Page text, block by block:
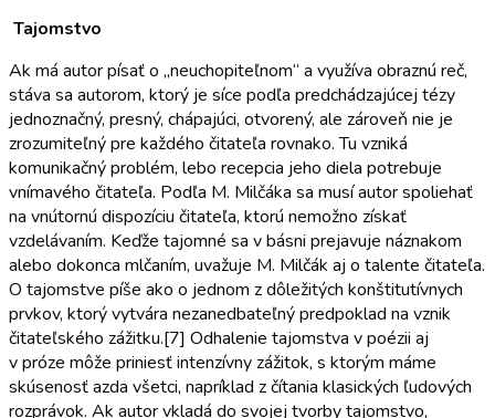
Tajomstvo
Ak má autor písať o „neuchopiteľnom“ a využíva obraznú reč,
stáva sa autorom, ktorý je síce podľa predchádzajúcej tézy
jednoznačný, presný, chápajúci, otvorený, ale zároveň nie je
zrozumiteľný pre každého čitateľa rovnako. Tu vzniká
komunikačný problém, lebo recepcia jeho diela potrebuje
vnímavého čitateľa. Podľa M. Milčáka sa musí autor spoliehať
na vnútornú dispozíciu čitateľa, ktorú nemožno získať
vzdelávaním. Keďže tajomné sa v básni prejavuje náznakom
alebo dokonca mlčaním, uvažuje M. Milčák aj o talente čitateľa.
O tajomstve píše ako o jednom z dôležitých konštitutívnych
prvkov, ktorý vytvára nezanedbateľný predpoklad na vznik
čitateľského zážitku.[7] Odhalenie tajomstva v poézii aj
v próze môže priniesť intenzívny zážitok, s ktorým máme
skúsenosť azda všetci, napríklad z čítania klasických ľudových
rozprávok. Ak autor vkladá do svojej tvorby tajomstvo,